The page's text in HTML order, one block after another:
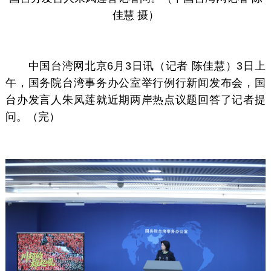
佳慧 摄）
中国台湾网北京6月3日讯（记者 陈佳慧）3日上
午，国务院台湾事务办公室举行例行新闻发布会，国
台办发言人朱凤莲就近期两岸热点议题回答了记者提
问。（完）